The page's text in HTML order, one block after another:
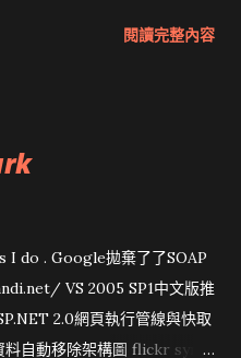
閱讀完整內容
I do . Google拋棄了了SOAP
VS 2005 SP1中文版推
2.0網頁執行管線與快取
料自動移除架構圖 flickr sync